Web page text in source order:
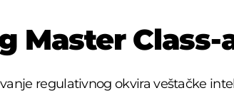
Master Class-
regulativnog okvira veštačke